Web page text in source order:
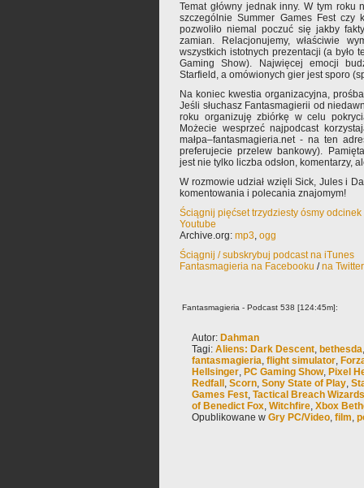
Temat główny jednak inny. W tym
szczególnie Summer Games Fest czy
pozwoliło niemal poczuć się jakby
zamian. Relacjonujemy, właściwie
wszystkich istotnych prezentacji (a było
Gaming Show). Najwięcej emocji
Starfield, a omówionych gier jest sporo
Na koniec kwestia organizacyjna,
Jeśli słuchasz Fantasmagierii od
roku organizuję zbiórkę w celu
Możecie wesprzeć najpodcast
małpa–fantasmagieria.net - na ten
preferujecie przelew bankowy).
jest nie tylko liczba odsłon, komentarzy,
W rozmowie udział wzięli Sick, Jules i
komentowania i polecania znajomym!
Ściągnij pięćset trzydziesty ósmy
Youtube
Archive.org: mp3, ogg
Ściągnij / subskrybuj podcast na iTunes
Fantasmagieria na Facebooku /na
Fantasmagieria - Podcast 538 [124:45m]:
Autor: Dahman
Tagi: Aliens: Dark Descent, bethesda
fantasmagieria, flight simulator,
Hellsinger, PC Gaming Show, Pixel
Redfall , Scorn, Sony State of Play,
Games Fest, Tactical Breach Wizards
of Benedict Fox, Witchfire, Xbox
Opublikowane w Gry PC/Video, film,